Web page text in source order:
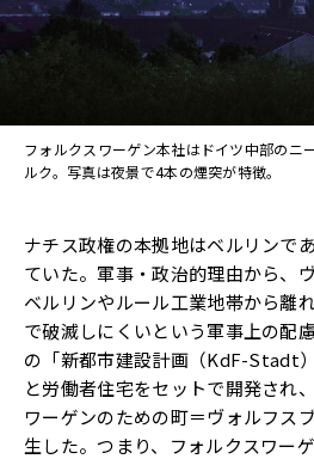
フォルクスワーゲン本社はドイツ中部のニ
ルク。写真は夜景で4本の煙突が特徴。
ナチス政権の本拠地はベルリンで
ていた。軍事・政治的理由から、
ベルリンやルール工業地帯から離
で破滅しにくいという軍事上の配
の「新都市建設計画（KdF-Stadt
と労働者住宅をセットで開発され
ワーゲンのための町＝ヴォルフス
生した。つまり、フォルクスワー